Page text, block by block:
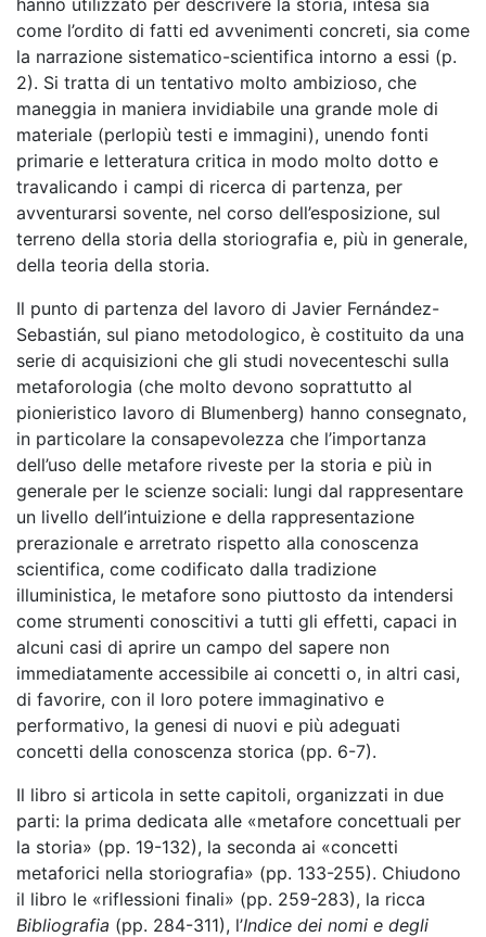
hanno utilizzato per descrivere la storia, intesa sia
come l’ordito di fatti ed avvenimenti concreti, sia come
la narrazione sistematico-scientifica intorno a essi (p.
2). Si tratta di un tentativo molto ambizioso, che
maneggia in maniera invidiabile una grande mole di
materiale (perlopiù testi e immagini), unendo fonti
primarie e letteratura critica in modo molto dotto e
travalicando i campi di ricerca di partenza, per
avventurarsi sovente, nel corso dell’esposizione, sul
terreno della storia della storiografia e, più in generale,
della teoria della storia.
Il punto di partenza del lavoro di Javier Fernández-
Sebastián, sul piano metodologico, è costituito da una
serie di acquisizioni che gli studi novecenteschi sulla
metaforologia (che molto devono soprattutto al
pionieristico lavoro di Blumenberg) hanno consegnato,
in particolare la consapevolezza che l’importanza
dell’uso delle metafore riveste per la storia e più in
generale per le scienze sociali: lungi dal rappresentare
un livello dell’intuizione e della rappresentazione
prerazionale e arretrato rispetto alla conoscenza
scientifica, come codificato dalla tradizione
illuministica, le metafore sono piuttosto da intendersi
come strumenti conoscitivi a tutti gli effetti, capaci in
alcuni casi di aprire un campo del sapere non
immediatamente accessibile ai concetti o, in altri casi,
di favorire, con il loro potere immaginativo e
performativo, la genesi di nuovi e più adeguati
concetti della conoscenza storica (pp. 6-7).
Il libro si articola in sette capitoli, organizzati in due
parti: la prima dedicata alle «metafore concettuali per
la storia» (pp. 19-132), la seconda ai «concetti
metaforici nella storiografia» (pp. 133-255). Chiudono
il libro le «riflessioni finali» (pp. 259-283), la ricca
Bibliografia (pp. 284-311), l’Indice dei nomi e degli